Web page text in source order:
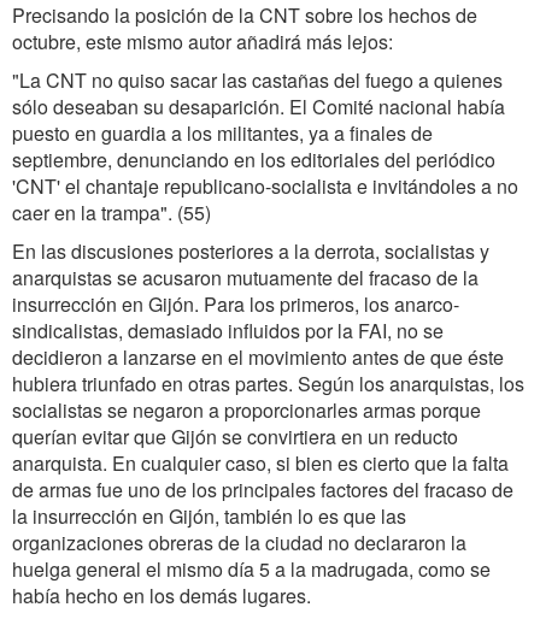
Precisando la posición de la CNT sobre los hechos de
octubre, este mismo autor añadirá más lejos:
"La CNT no quiso sacar las castañas del fuego a quienes
sólo deseaban su desaparición. El Comité nacional había
puesto en guardia a los militantes, ya a finales de
septiembre, denunciando en los editoriales del periódico
'CNT' el chantaje republicano-socialista e invitándoles a no
caer en la trampa". (55)
En las discusiones posteriores a la derrota, socialistas y
anarquistas se acusaron mutuamente del fracaso de la
insurrección en Gijón. Para los primeros, los anarco-
sindicalistas, demasiado influidos por la FAI, no se
decidieron a lanzarse en el movimiento antes de que éste
hubiera triunfado en otras partes. Según los anarquistas, los
socialistas se negaron a proporcionarles armas porque
querían evitar que Gijón se convirtiera en un reducto
anarquista. En cualquier caso, si bien es cierto que la falta
de armas fue uno de los principales factores del fracaso de
la insurrección en Gijón, también lo es que las
organizaciones obreras de la ciudad no declararon la
huelga general el mismo día 5 a la madrugada, como se
había hecho en los demás lugares.